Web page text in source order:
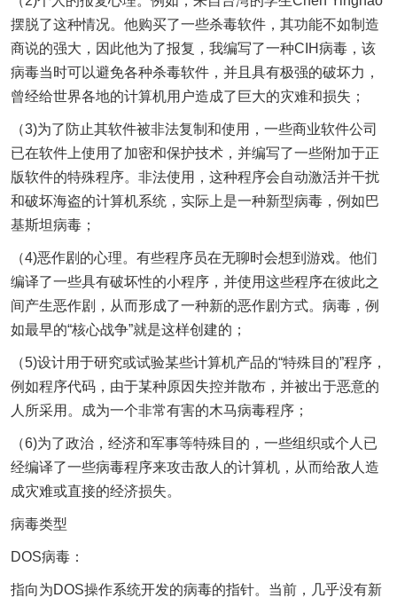
摆脱了这种情况。他购买了一些杀毒软件，其功能不如制造
商说的强大，因此他为了报复，我编写了一种CIH病毒，该
病毒当时可以避免各种杀毒软件，并且具有极强的破坏力，
曾经给世界各地的计算机用户造成了巨大的灾难和损失；
（3)为了防止其软件被非法复制和使用，一些商业软件公司
已在软件上使用了加密和保护技术，并编写了一些附加于正
版软件的特殊程序。非法使用，这种程序会自动激活并干扰
和破坏海盗的计算机系统，实际上是一种新型病毒，例如巴
基斯坦病毒；
（4)恶作剧的心理。有些程序员在无聊时会想到游戏。他们
编译了一些具有破坏性的小程序，并使用这些程序在彼此之
间产生恶作剧，从而形成了一种新的恶作剧方式。病毒，例
如最早的“核心战争”就是这样创建的；
（5)设计用于研究或试验某些计算机产品的“特殊目的”程序，
例如程序代码，由于某种原因失控并散布，并被出于恶意的
人所采用。成为一个非常有害的木马病毒程序；
（6)为了政治，经济和军事等特殊目的，一些组织或个人已
经编译了一些病毒程序来攻击敌人的计算机，从而给敌人造
成灾难或直接的经济损失。
病毒类型
DOS病毒：
指向为DOS操作系统开发的病毒的指针。当前，几乎没有新